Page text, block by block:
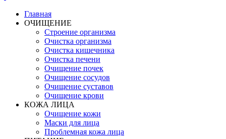
Главная
ОЧИЩЕНИЕ
Строение организма
Очистка организма
Очистка кишечника
Очистка печени
Очищение почек
Очищение сосудов
Очищение суставов
Очищение крови
КОЖА ЛИЦА
Очищение кожи
Маски для лица
Проблемная кожа лица